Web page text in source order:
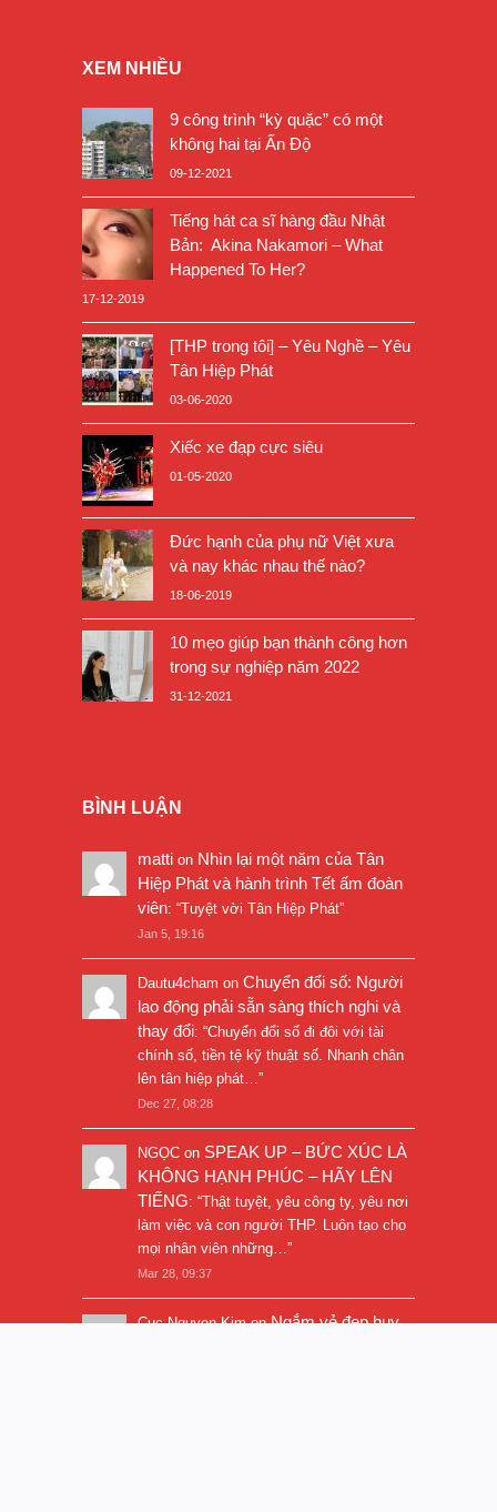
XEM NHIỀU
9 công trình “kỳ quặc” có một
không hai tại Ấn Độ
09-12-2021
Tiếng hát ca sĩ hàng đầu Nhật
Bản: Akina Nakamori – What
Happened To Her?
17-12-2019
[THP trong tôi] – Yêu Nghề – Yêu
Tân Hiệp Phát
03-06-2020
Xiếc xe đạp cực siêu
01-05-2020
Đức hạnh của phụ nữ Việt xưa
và nay khác nhau thế nào?
18-06-2019
10 mẹo giúp bạn thành công hơn
trong sự nghiệp năm 2022
31-12-2021
BÌNH LUẬN
matti on Nhìn lại một năm của Tân
Hiệp Phát và hành trình Tết ấm đoàn
viên: “Tuyệt vời Tân Hiệp Phát”
Jan 5, 19:16
Dautu4cham on Chuyển đổi số: Người
lao động phải sẵn sàng thích nghi và
thay đổi: “Chuyển đổi số đi đôi với tài
chính số, tiền tệ kỹ thuật số. Nhanh chân
lên tân hiệp phát… ”
Dec 27, 08:28
NGỌC on SPEAK UP – BỨC XÚC LÀ
KHÔNG HẠNH PHÚC – HÃY LÊN
TIẾNG: “Thật tuyệt, yêu công ty, yêu nơi
làm việc và con người THP. Luôn tạo cho
mọi nhân viên những… ”
Mar 28, 09:37
Cuc Nguyen KimonNgắm vẻ đẹp huy